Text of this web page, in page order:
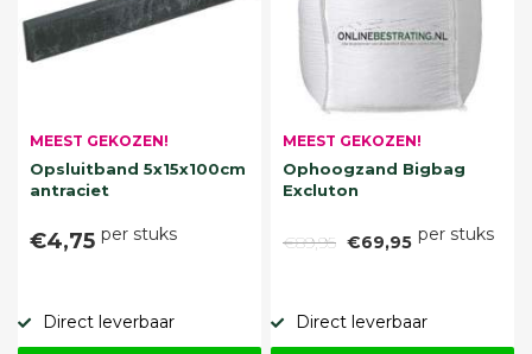
MEEST GEKOZEN!
Opsluitband 5x15x100cm
antraciet
€4,75 per stuks
Direct leverbaar
MEEST GEKOZEN!
Ophoogzand Bigbag
Excluton
€89,95 €69,95 per stuks
Direct leverbaar